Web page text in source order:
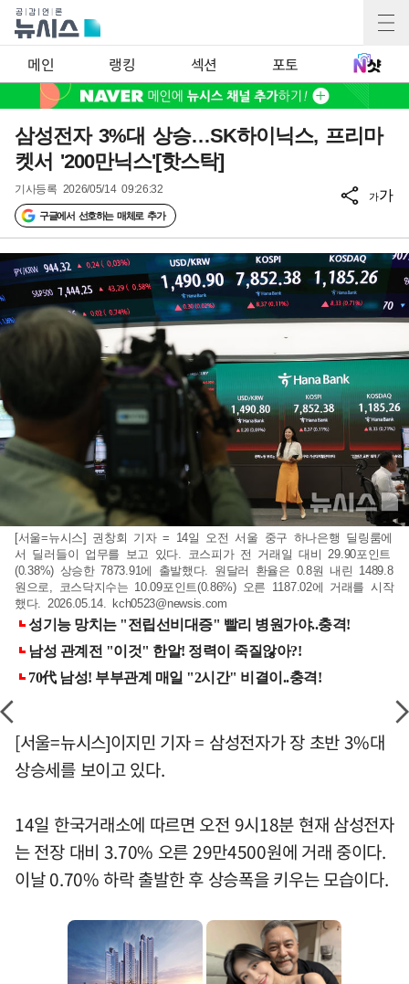
메인 랭킹 섹션 포토
삼성전자 3%대 상승…SK하이닉스, 프리마
켓서 '200만닉스'[핫스탁]
기사등록 2026/05/14 09:26:32
구글에서 선호하는 매체로 추가
가가
[서울=뉴시스] 권창회 기자 = 14일 오전 서울 중구 하나은행 딜링룸에
서 딜러들이 업무를 보고 있다. 코스피가 전 거래일 대비 29.90포인트
(0.38%) 상승한 7873.91에 출발했다. 원달러 환율은 0.8원 내린 1489.8
원으로, 코스닥지수는 10.09포인트(0.86%) 오른 1187.02에 거래를 시작
했다. 2026.05.14. kch0523@newsis.com
[서울=뉴시스]이지민 기자 = 삼성전자가 장 초반 3%대
상승세를 보이고 있다.
14일 한국거래소에 따르면 오전 9시18분 현재 삼성전자
는 전장 대비 3.70% 오른 29만4500원에 거래 중이다.
이날 0.70% 하락 출발한 후 상승폭을 키우는 모습이다.